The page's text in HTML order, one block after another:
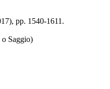
pp. 1540-1611.
Saggio)